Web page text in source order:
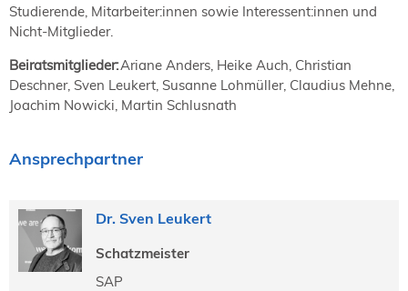
Studierende, Mitarbeiter:innen sowie Interessent:innen und
Nicht-Mitglieder.
Beiratsmitglieder:Ariane Anders, Heike Auch, Christian
Deschner, Sven Leukert, Susanne Lohmüller, Claudius Mehne,
Joachim Nowicki, Martin Schlusnath
Ansprechpartner
Dr. Sven Leukert
Schatzmeister
SAP